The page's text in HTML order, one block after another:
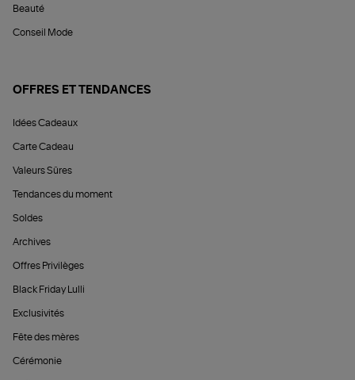
Beauté
Conseil Mode
OFFRES ET TENDANCES
Idées Cadeaux
Carte Cadeau
Valeurs Sûres
Tendances du moment
Soldes
Archives
Offres Privilèges
Black Friday Lulli
Exclusivités
Fête des mères
Cérémonie